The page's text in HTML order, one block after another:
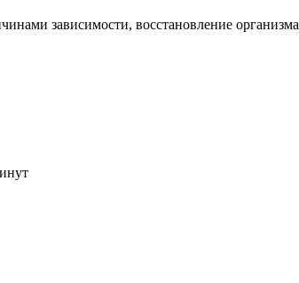
зависимости, восстановление организма